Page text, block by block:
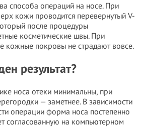
способа операций на носе. При
кожи проводится перевернутый V-
после процедуры
косметические швы. При
кожные покровы не страдают вовсе.
результат?
носа отеки минимальны, при
— заметнее. В зависимости
операции форма носа постепенно
согласованную на компьютерном